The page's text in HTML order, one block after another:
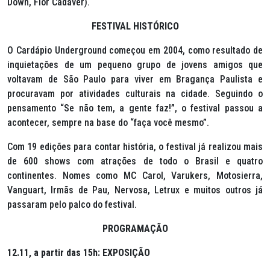
FESTIVAL HISTÓRICO
O Cardápio Underground começou em 2004, como resultado de
inquietações de um pequeno grupo de jovens amigos que
voltavam de São Paulo para viver em Bragança Paulista e
procuravam por atividades culturais na cidade. Seguindo o
pensamento “Se não tem, a gente faz!”, o festival passou a
acontecer, sempre na base do “faça você mesmo”.
Com 19 edições para contar história, o festival já realizou mais
de 600 shows com atrações de todo o Brasil e quatro
continentes. Nomes como MC Carol, Varukers, Motosierra,
Vanguart, Irmãs de Pau, Nervosa, Letrux e muitos outros já
passaram pelo palco do festival.
PROGRAMAÇÃO
12.11, a partir das 15h: EXPOSIÇÃO